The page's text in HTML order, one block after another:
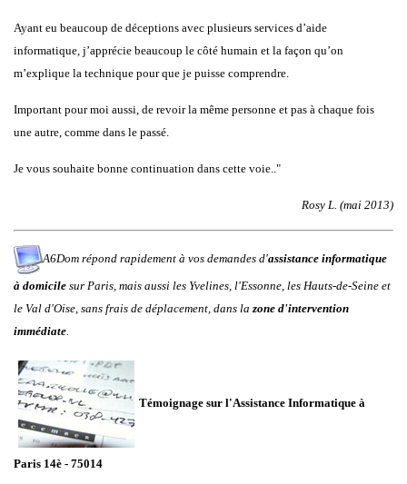
Ayant eu beaucoup de déceptions avec plusieurs services d’aide
informatique, j’apprécie beaucoup le côté humain et la façon qu’on
m’explique la technique pour que je puisse comprendre.
Important pour moi aussi, de revoir la même personne et pas à chaque fois
une autre, comme dans le passé.
Je vous souhaite bonne continuation dans cette voie.."
Rosy L. (mai 2013)
A6Dom répond rapidement à vos demandes d'assistance informatique
à domicile sur Paris, mais aussi les Yvelines, l'Essonne, les Hauts-de-Seine et
le Val d'Oise, sans frais de déplacement, dans lazone d'intervention
immédiate.
Témoignage sur l'Assistance Informatique à
Paris 14è - 75014